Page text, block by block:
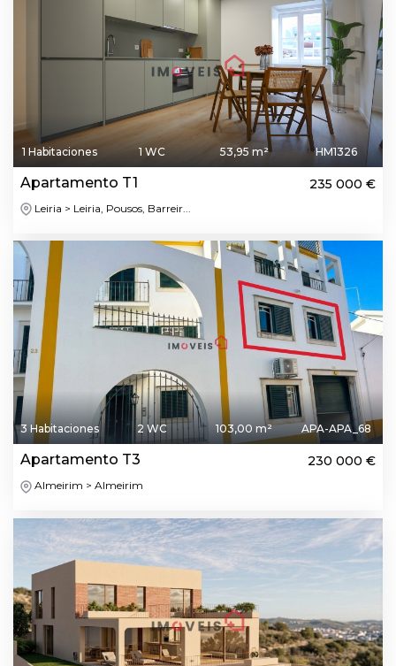
1 Habitaciones 1 WC 53,95 m² HM1326
Apartamento T1 235 000 €
Leiria > Leiria, Pousos, Barreir...
3 Habitaciones 2 WC 103,00 m² APA-APA_68
Apartamento T3 230 000 €
Almeirim > Almeirim